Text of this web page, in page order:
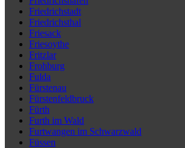
Friedrichstadt
Friedrichsthal
Friesack
Friesoythe
Fritzlar
Frohburg
Fulda
Fürstenau
Fürstenfeldbruck
Fürth
Furth im Wald
Furtwangen im Schwarzwald
Füssen